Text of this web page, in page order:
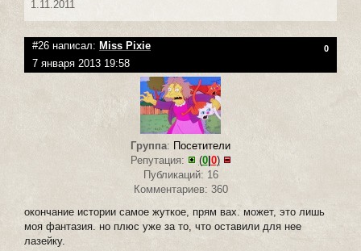
1.11.2011
#26 написал: Miss Pixie 0
7 января 2013 19:58
Группа: Посетители
Репутация:
(0| 0)
Публикаций: 16
Комментариев: 360
окончание истории самое жуткое, прям вах. может, это лишь
моя фантазия. но плюс уже за то, что оставили для нее
лазейку.